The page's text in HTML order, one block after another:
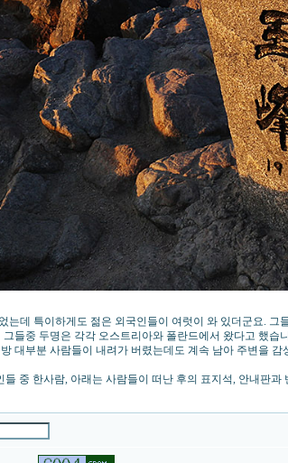
는데 특이하게도 젊은 외국인들이 여럿이 와 있더군요. 그
들중 두명은 각각 오스트리아와 폴란드에서 왔다고 했습
대부분 사람들이 내려가 버렸는데도 계속 남아 주변을 감
들 중 한사람, 아래는 사람들이 떠난 후의 표지석, 안내판과